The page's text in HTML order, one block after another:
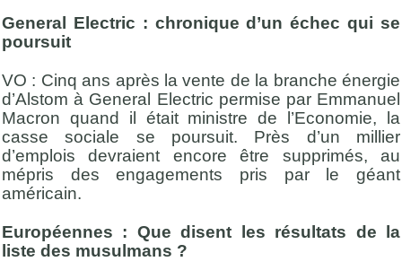
General Electric : chronique d’un échec qui se
poursuit
VO : Cinq ans après la vente de la branche énergie
d’Alstom à General Electric permise par Emmanuel
Macron quand il était ministre de l’Economie, la
casse sociale se poursuit. Près d’un millier
d’emplois devraient encore être supprimés, au
mépris des engagements pris par le géant
américain.
Européennes : Que disent les résultats de la
liste des musulmans ?